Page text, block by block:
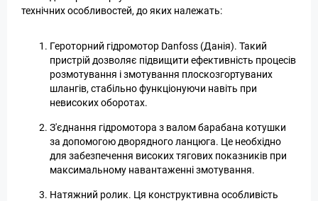
технічних особливостей, до яких належать:
Героторний гідромотор Danfoss (Данія). Такий
пристрій дозволяє підвищити ефективність процесів
розмотування і змотування плоскозгортуваних
шлангів, стабільно функціонуючи навіть при
невисоких оборотах.
З'єднання гідромотора з валом барабана котушки
за допомогою дворядного ланцюга. Це необхідно
для забезпечення високих тягових показників при
максимальному навантаженні змотування.
Натяжний ролик. Ця конструктивна особливість